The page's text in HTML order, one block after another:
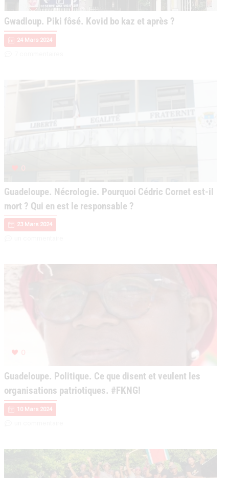
Gwadloup. Piki fôsé. Kovid bo kaz et après ?
24 Mars 2024
0
Guadeloupe. Nécrologie. Pourquoi Cédric Cornet est-il
mort ? Qui en est le responsable ?
23 Mars 2024
Guadeloupe. Politique. Ce que disent et veulent les
organisations patriotiques. #FKNG!
10 Mars 2024